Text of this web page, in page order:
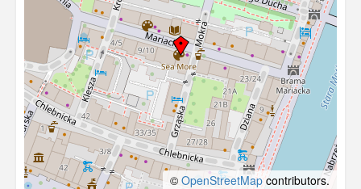
© OpenStreetMapcontributors.